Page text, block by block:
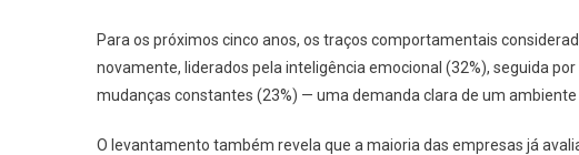
Para os próximos cinco anos, os traços comportamentais
novamente, liderados pela inteligência emocional (32%), seguida
mudanças constantes (23%) — uma demanda clara de um
O levantamento também revela que a maioria das empresas já